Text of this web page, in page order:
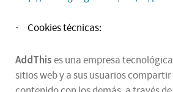
· Cookies técnicas:
AddThises una empresa
sitios web y a sus usuarios